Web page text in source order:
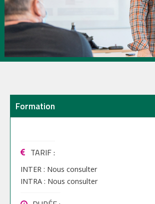
Formation
TARIF:
INTER : Nous consulter
INTRA : Nous consulter